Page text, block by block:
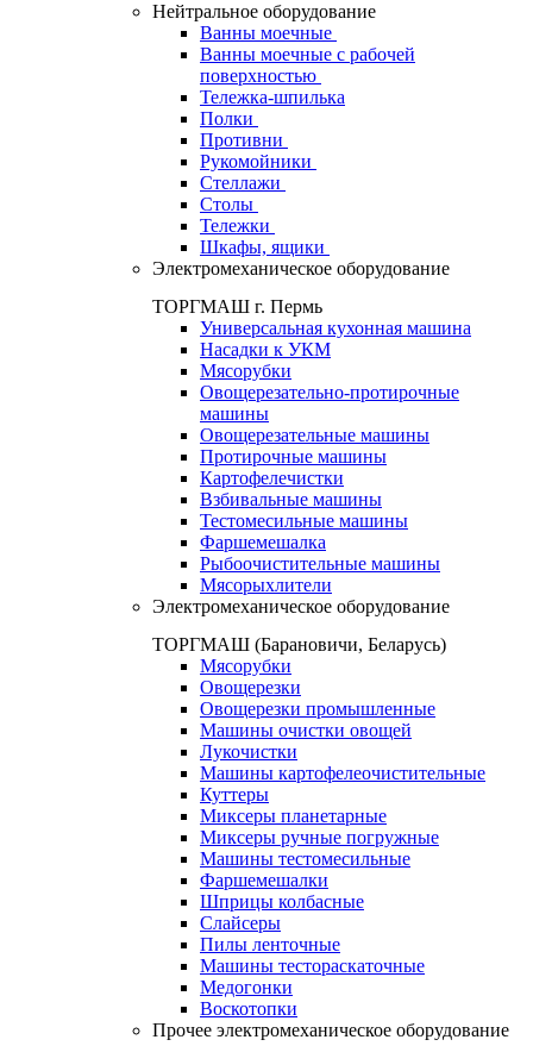
Нейтральное оборудование
Ванны моечные
Ванны моечные с рабочей
поверхностью
Тележка-шпилька
Полки
Противни
Рукомойники
Стеллажи
Столы
Тележки
Шкафы, ящики
Электромеханическое оборудование
ТОРГМАШ г. Пермь
Универсальная кухонная машина
Насадки к УКМ
Мясорубки
Овощерезательно-протирочные
машины
Овощерезательные машины
Протирочные машины
Картофелечистки
Взбивальные машины
Тестомесильные машины
Фаршемешалка
Рыбоочистительные машины
Мясорыхлители
Электромеханическое оборудование
ТОРГМАШ (Барановичи, Беларусь)
Мясорубки
Овощерезки
Овощерезки промышленные
Машины очистки овощей
Лукочистки
Машины картофелеочистительные
Куттеры
Миксеры планетарные
Миксеры ручные погружные
Машины тестомесильные
Фаршемешалки
Шприцы колбасные
Слайсеры
Пилы ленточные
Машины тестораскаточные
Медогонки
Воскотопки
Прочее электромеханическое оборудование